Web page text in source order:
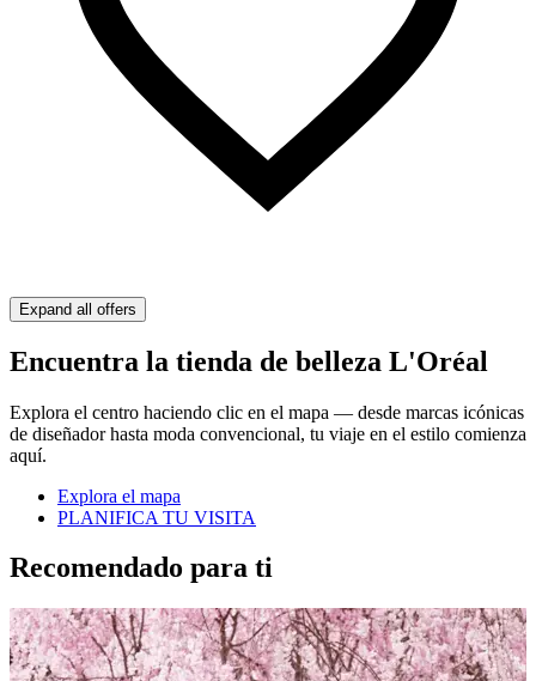
Expand all offers
Encuentra la tienda de belleza L'Oréal
Explora el centro haciendo clic en el mapa — desde marcas icónicas
de diseñador hasta moda convencional, tu viaje en el estilo comienza
aquí.
Explora el mapa
PLANIFICA TU VISITA
Recomendado para ti